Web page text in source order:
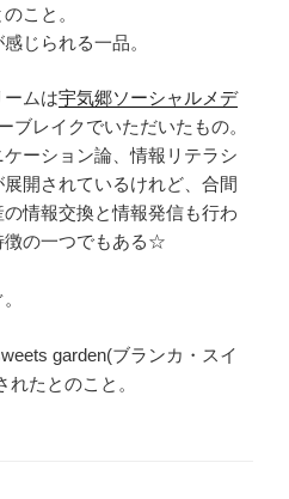
こと。
じられる一品。
ムは宇気郷ソーシャルメデ
ブレイクでいただいたもの。
ーション論、情報リテラシ
開されているけれど、合間
情報交換と情報発信も行わ
徴の一つでもある☆
garden(ブランカ・スイ
たとのこと。